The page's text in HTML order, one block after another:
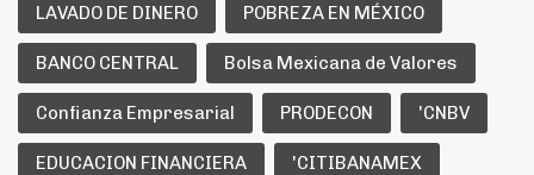
LAVADO DE DINERO POBREZA EN MÉXICO
BANCO CENTRAL Bolsa Mexicana de Valores
Confianza Empresarial PRODECON 'CNBV
EDUCACION FINANCIERA 'CITIBANAMEX